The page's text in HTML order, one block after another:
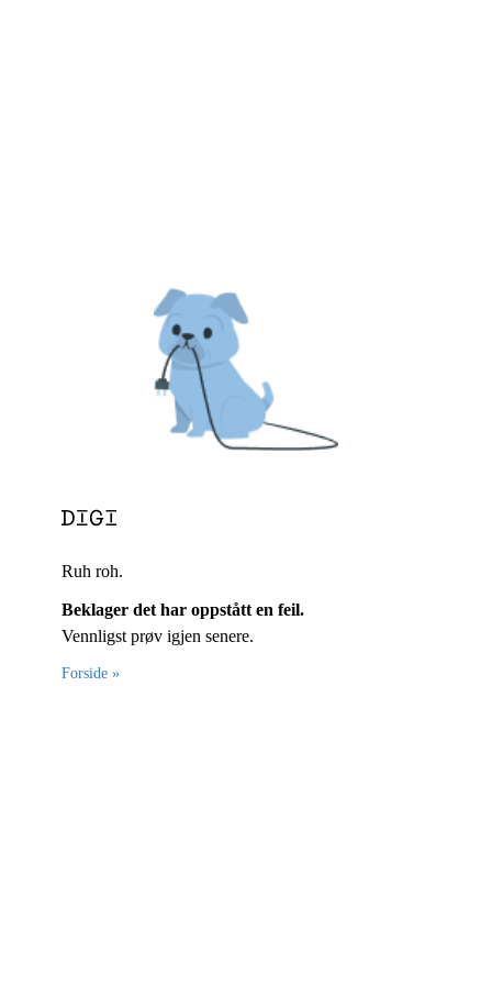
Ruh roh.
Beklager det har oppstått en feil.
Vennligst prøv igjen senere.
Forside »